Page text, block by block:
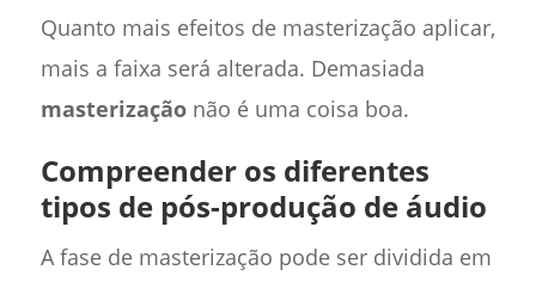
Quanto mais efeitos de masterização aplicar,
mais a faixa será alterada. Demasiada
masterizaçãonão é uma coisa boa.
Compreender os diferentes
tipos de pós-produção de áudio
A fase de masterização pode ser dividida em